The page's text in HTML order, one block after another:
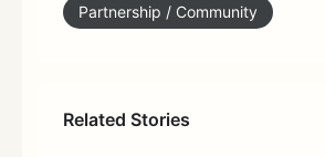
Partnership / Community
Related Stories